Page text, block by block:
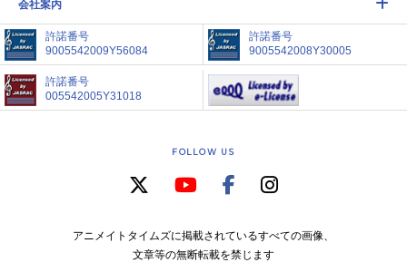
会社案内
許諾番号
9005542009Y56084
許諾番号
9005542008Y30005
許諾番号
005542005Y31018
FOLLOW US
アニメイトタイムズに掲載されているすべての画像、
文章等の無断転載を禁じます